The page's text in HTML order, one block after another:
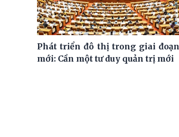
Phát triển đô thị trong giai đoạn
mới: Cần một tư duy quản trị mới